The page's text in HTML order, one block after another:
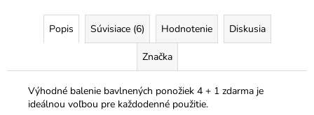
Popis Súvisiace (6) Hodnotenie Diskusia
Značka
Výhodné balenie bavlnených ponožiek 4 + 1 zdarma je
ideálnou voľbou pre každodenné použitie.